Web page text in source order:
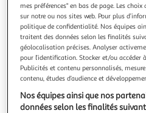
25 Édition Limitée Vinyle
Une édition limitée
intitulé « 25 Édition Limitée
en avant le groupe K's Choice
Son design translucide et rose
idéale pour les collectionneurs
musique.Une œuvre mus
En savoir +
Vous voulez connaître
Afficher
mes préférences" en bas de page. Les
sur notre ou nos sites web. Pour plus
politique de confidentialité. Nos équipes
traitent des données selon les finalités
géolocalisation précises. Analyser
pour l’identification. Stocker et/ou accéder
Publicités et contenu personnalisés,
contenu, études d’audience et
Nos équipes ainsi que nos
données selon les finalités